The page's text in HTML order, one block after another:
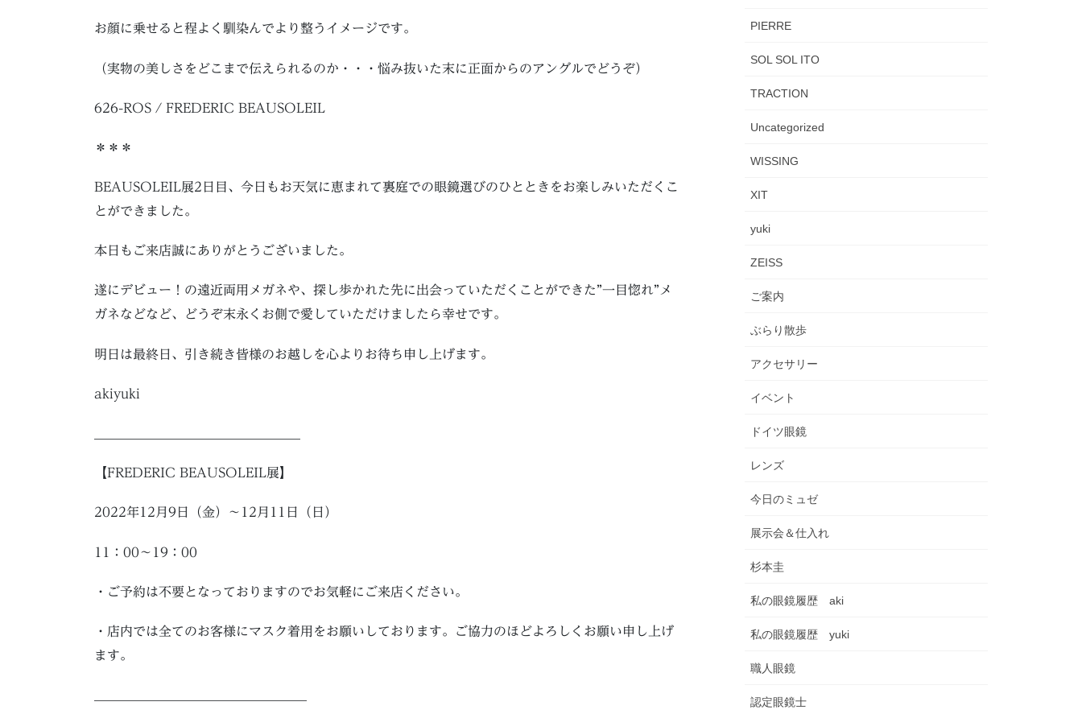
お顔に乗せると程よく馴染んでより整うイメージです。
（実物の美しさをどこまで伝えられるのか・・・悩み抜いた末に正面からのアングルでどうぞ）
626-ROS / FREDERIC BEAUSOLEIL
＊＊＊
BEAUSOLEIL展2日目、今日もお天気に恵まれて裏庭での眼鏡選びのひとときをお楽しみいただくこ
とができました。
本日もご来店誠にありがとうございました。
遂にデビュー！の遠近両用メガネや、探し歩かれた先に出会っていただくことができた”一目惚れ”メ
ガネなどなど、どうぞ末永くお側で愛していただけましたら幸せです。
明日は最終日、引き続き皆様のお越しを心よりお待ち申し上げます。
akiyuki
【FREDERIC BEAUSOLEIL展】
2022年12月9日（金）～12月11日（日）
11：00～19：00
・ご予約は不要となっておりますのでお気軽にご来店ください。
・店内では全てのお客様にマスク着用をお願いしております。ご協力のほどよろしくお願い申し上げ
ます。
PIERRE
SOL SOL ITO
TRACTION
Uncategorized
WISSING
XIT
yuki
ZEISS
ご案内
ぶらり散歩
アクセサリー
イベント
ドイツ眼鏡
レンズ
今日のミュゼ
展示会＆仕入れ
杉本圭
私の眼鏡履歴 aki
私の眼鏡履歴 yuki
職人眼鏡
認定眼鏡士